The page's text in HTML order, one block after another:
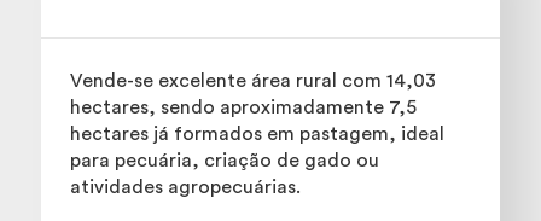
Vende-se excelente área rural com 14,03
hectares, sendo aproximadamente 7,5
hectares já formados em pastagem, ideal
para pecuária, criação de gado ou
atividades agropecuárias.